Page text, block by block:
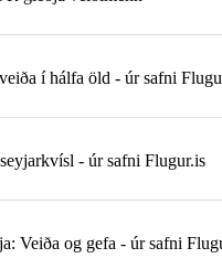
í hálfa öld - úr safni
- úr safni Flugur.is
Veiða og gefa - úr safni